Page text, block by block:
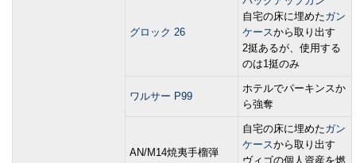
グロック 26
自宅の床に埋めたガン
ケースから取り出す
2挺あるが、使用する
のは1挺のみ
ワルサー P99
ホテルでパーキンスか
ら強奪
AN/M14焼夷手榴弾
自宅の床に埋めたガン
ケースから取り出す
ヴィゴの個人資産を燃